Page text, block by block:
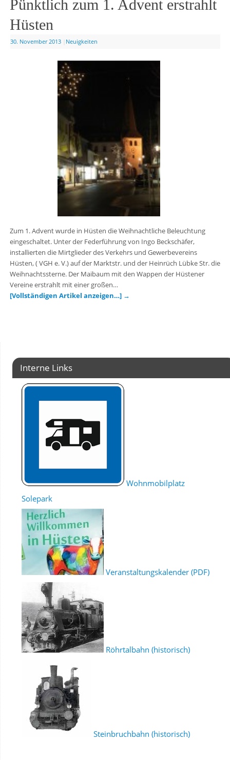
Pünktlich zum 1. Advent erstrahlt
Hüsten
30. November 2013 Neuigkeiten
Zum 1. Advent wurde in Hüsten die Weihnachtliche Beleuchtung
eingeschaltet. Unter der Federführung von Ingo Beckschäfer,
installierten die Mirtglieder des Verkehrs und Gewerbevereins
Hüsten, ( VGH e. V.) auf der Marktstr. und der Heinrüch Lübke Str. die
Weihnachtssterne. Der Maibaum mit den Wappen der Hüstener
Vereine erstrahlt mit einer großen…
[Vollständigen Artikel anzeigen…] →
Interne Links
Wohnmobilplatz
Solepark
Veranstaltungskalender (PDF)
Röhrtalbahn (historisch)
Steinbruchbahn (historisch)